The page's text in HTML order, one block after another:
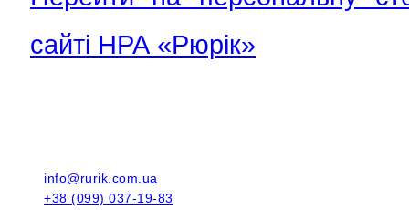
сайті НРА «Рюрік»
info@rurik.com.ua
+38 (099) 037-19-83